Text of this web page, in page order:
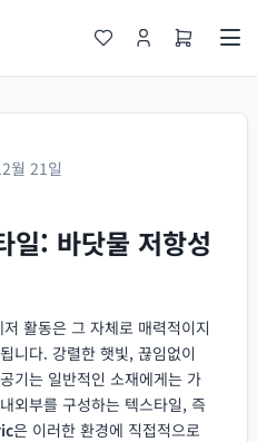
월 21일
일: 바닷물 저항성
활동은 그 자체로 매력적이지
니다. 강렬한 햇빛, 끊임없이
기는 일반적인 소재에게는 가
외부를 구성하는 텍스타일, 즉
은 이러한 환경에 직접적으로